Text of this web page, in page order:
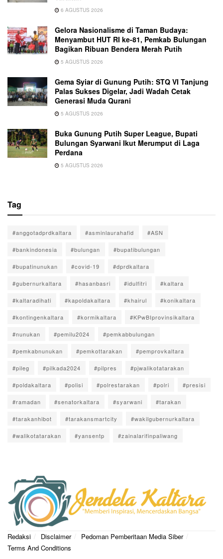
6 AGUSTUS 2026
Gelora Nasionalisme di Taman Budaya:
Menyambut HUT RI ke-81, Pemkab Bulungan
Bagikan Ribuan Bendera Merah Putih
5 AGUSTUS 2026
Gema Syiar di Gunung Putih: STQ VI Tanjung
Palas Sukses Digelar, Jadi Wadah Cetak
Generasi Muda Qurani
5 AGUSTUS 2026
Buka Gunung Putih Super League, Bupati
Bulungan Syarwani Ikut Merumput di Laga
Perdana
5 AGUSTUS 2026
Tag
#anggotadprdkaltara #asminlaurahafid #ASN
#bankindonesia #bulungan #bupatibulungan
#bupatinunukan #covid-19 #dprdkaltara
#gubernurkaltara #hasanbasri #idulfitri #kaltara
#kaltaradihati #kapoldakaltara #khairul #konikaltara
#kontingenkaltara #kormikaltara #KPwBIprovinsikaltara
#nunukan #pemilu2024 #pemkabbulungan
#pemkabnunukan #pemkottarakan #pemprovkaltara
#pileg #pilkada2024 #pilpres #pjwalikotatarakan
#poldakaltara #polisi #polrestarakan #polri #presisi
#ramadan #senatorkaltara #syarwani #tarakan
#tarakanhibot #tarakansmartcity #wakilgubernurkaltara
#walikotatarakan #yansentp #zainalarifinpaliwang
Redaksi Disclaimer
Pedoman Pemberitaan Media Siber
Terms And Conditions